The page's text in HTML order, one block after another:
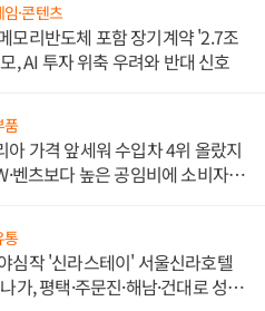
·콘텐츠
모리반도체 포함 장기계약 '2.7조
, AI 투자 위축 우려와 반대 신호
품
아 가격 앞세워 수입차 4위 올랐지
벤츠보다 높은 공임비에 소비자
통
심작 '신라스테이' 서울신라호텔
가, 평택·주문진·해남·건대로 성